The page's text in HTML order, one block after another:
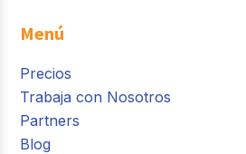
Menú
Precios
Trabaja con Nosotros
Partners
Blog